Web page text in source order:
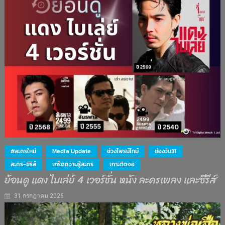
#ละครใหม่ Media Update ช่วงไพรม์ไทม์
ช่องวัน31
ละคร-ซีรีส์
เกร็ดความรู้ละคร เกาะติดจอ
ย้อนดู แดง ไบเล่ย์ 4 เวอร์ชั่น หนัง ละครเพลง และซีรีส์
31 กรกฎาคม 2026